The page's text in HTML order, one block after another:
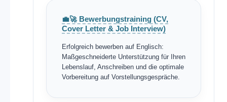
💼🚀 Bewerbungstraining (CV,
Cover Letter & Job Interview)
Erfolgreich bewerben auf Englisch:
Maßgeschneiderte Unterstützung für Ihren
Lebenslauf, Anschreiben und die optimale
Vorbereitung auf Vorstellungsgespräche.